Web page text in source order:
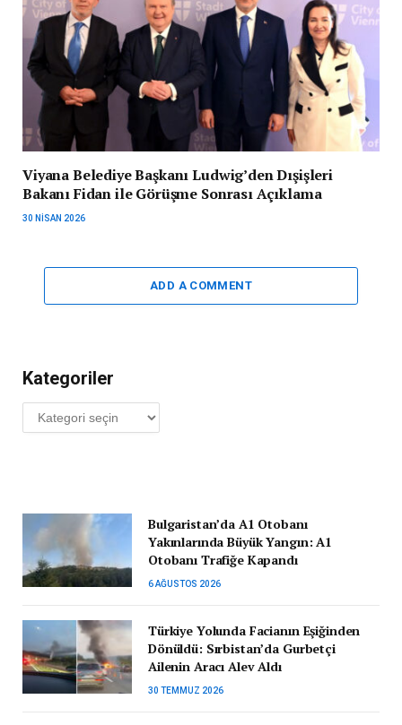
Viyana Belediye Başkanı Ludwig’den Dışişleri
Bakanı Fidan ile Görüşme Sonrası Açıklama
30 NISAN 2026
ADD A COMMENT
Kategoriler
Kategoriler
Bulgaristan’da A1 Otobanı
Yakınlarında Büyük Yangın: A1
Otobanı Trafiğe Kapandı
6 AĞUSTOS 2026
Türkiye Yolunda Facianın Eşiğinden
Dönüldü: Sırbistan’da Gurbetçi
Ailenin Aracı Alev Aldı
30 TEMMUZ 2026